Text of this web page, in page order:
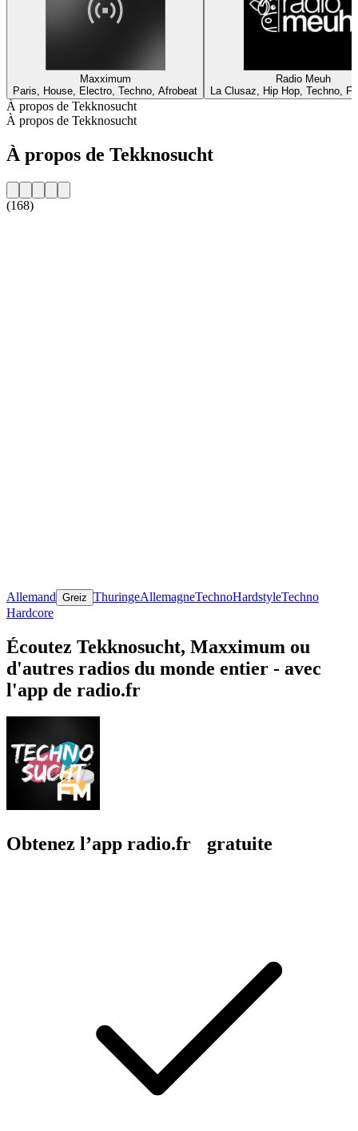
Maxximum
Paris, House, Electro, Techno, Afrobeat
Radio Meuh
La Clusaz, Hip Hop, Techno,
À propos de Tekknosucht
À propos de Tekknosucht
À propos de Tekknosucht
(168)
Allemand Greiz ThuringeAllemagneTechnoHardstyleTechno
Hardcore
Écoutez Tekknosucht, Maxximum ou
d'autres radios du monde entier - avec
l'app de radio.fr
Obtenez l’app radio.fr gratuite